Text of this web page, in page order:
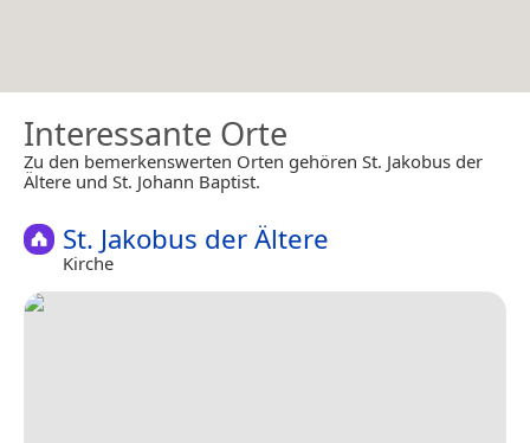
Interessante Orte
Zu den bemerkenswerten Orten gehören St. Jakobus der
Ältere und St. Johann Baptist.
St. Jakobus der Ältere
Kirche